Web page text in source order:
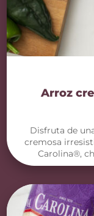
Arroz
Disfruta de
cremosa
Carolina®,